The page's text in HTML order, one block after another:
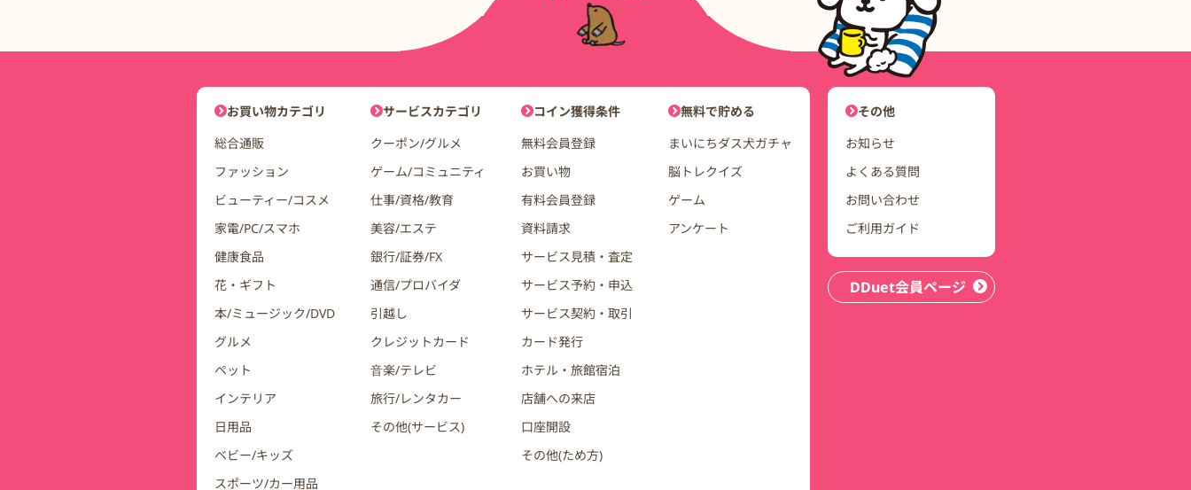
DDuetコインモールナビゲーション
お買い物カテゴリ
総合通販
ファッション
ビューティー/コスメ
家電/PC/スマホ
健康食品
花・ギフト
本/ミュージック/DVD
グルメ
ペット
インテリア
日用品
ベビー/キッズ
スポーツ/カー用品
サービスカテゴリ
クーポン/グルメ
ゲーム/コミュニティ
仕事/資格/教育
美容/エステ
銀行/証券/FX
通信/プロバイダ
引越し
クレジットカード
音楽/テレビ
旅行/レンタカー
その他(サービス)
コイン獲得条件
無料会員登録
お買い物
有料会員登録
資料請求
サービス見積・査定
サービス予約・申込
サービス契約・取引
カード発行
ホテル・旅館宿泊
店舗への来店
口座開設
その他(ため方)
無料で貯める
まいにちダス犬ガチャ
脳トレクイズ
ゲーム
アンケート
ユーザーナビゲーション
その他
お知らせ
よくある質問
お問い合わせ
ご利用ガイド
DDuet会員ページ